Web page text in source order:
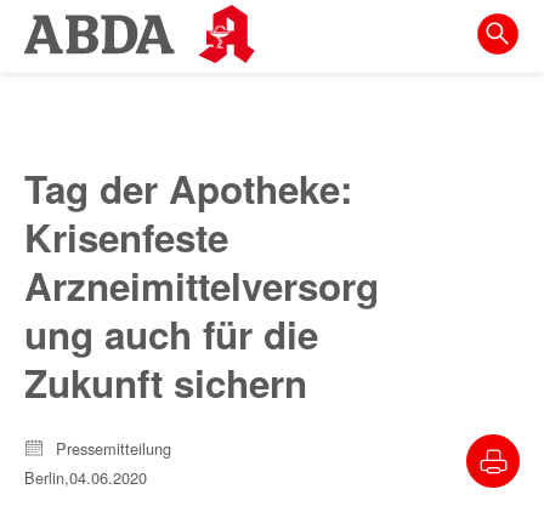
Springe
direkt
zur
Meta-
Navigation
Inhalt
zur
Tag der Apotheke:
Krisenfeste
Arzneimittelversorg
ung auch für die
Zukunft sichern
Pressemitteilung
Berlin,04.06.2020